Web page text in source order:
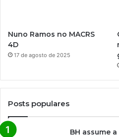
Nuno Ramos no MACRS
4D
17 de agosto de 2025
Posts populares
BH assume